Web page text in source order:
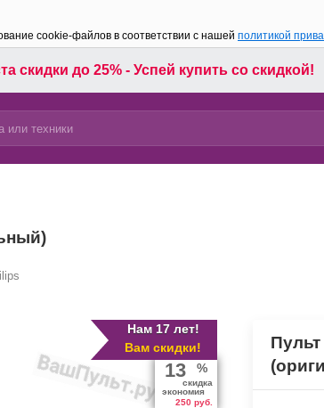
cookie-файлов в соответствии с нашей политикой
скидки до 25% - Успей купить со скидкой!
Нам 17 лет!
Вам скидки!
13 %
скидка
экономия
250 руб.